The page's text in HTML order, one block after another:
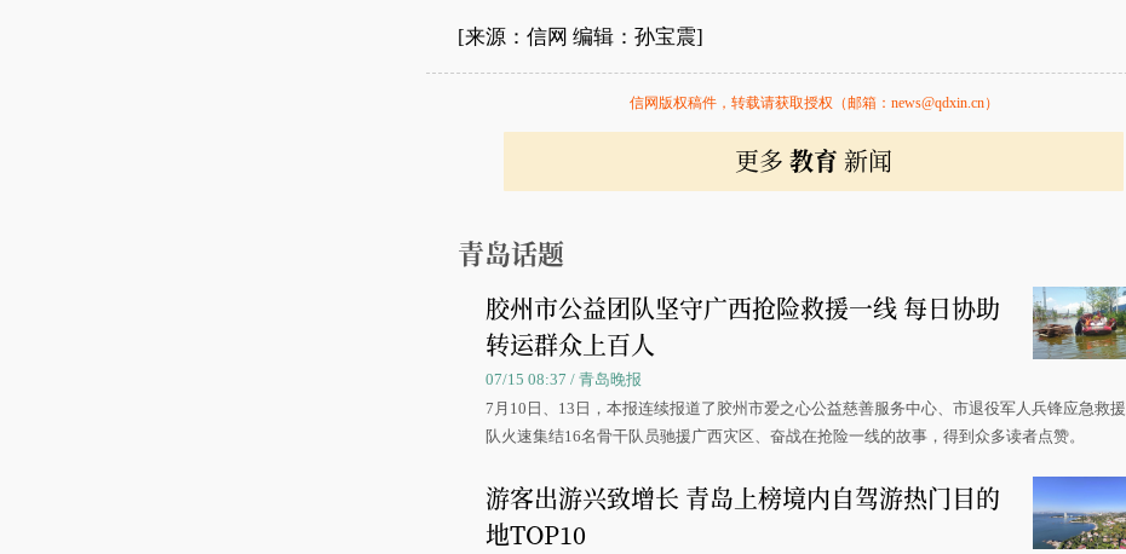
[来源：信网 编辑：孙宝震]
信网版权稿件，转载请获取授权（邮箱：news@qdxin.cn）
更多 教育 新闻
青岛话题
胶州市公益团队坚守广西抢险救援一线 每日协助
转运群众上百人
07/15 08:37 / 青岛晚报
7月10日、13日，本报连续报道了胶州市爱之心公益慈善服务中心、市退役军人兵锋应急救援
队火速集结16名骨干队员驰援广西灾区、奋战在抢险一线的故事，得到众多读者点赞。
游客出游兴致增长 青岛上榜境内自驾游热门目的
地TOP10